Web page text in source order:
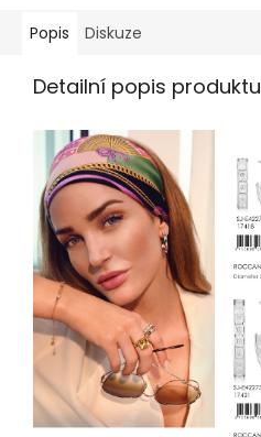
Popis Diskuze
Detailní popis produktu